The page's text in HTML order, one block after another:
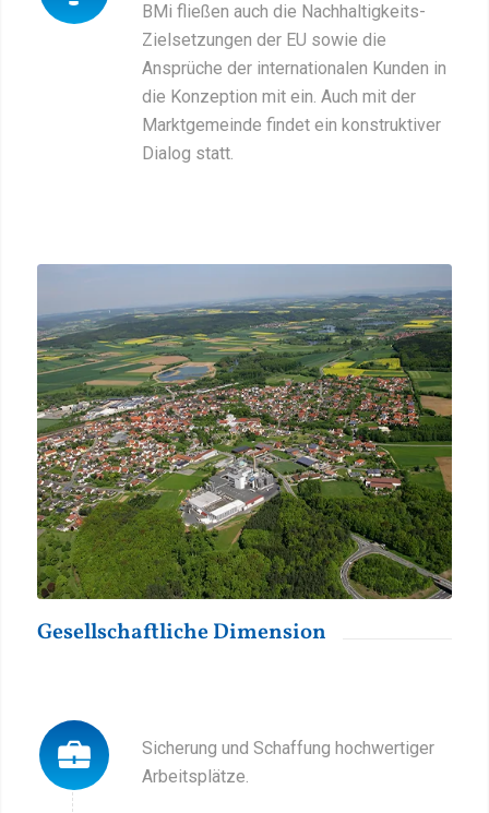
BMi fließen auch die Nachhaltigkeits-
Zielsetzungen der EU sowie die
Ansprüche der internationalen Kunden in
die Konzeption mit ein. Auch mit der
Marktgemeinde findet ein konstruktiver
Dialog statt.
Gesellschaftliche Dimension
Sicherung und Schaffung hochwertiger
Arbeitsplätze.